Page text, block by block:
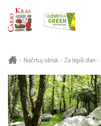
> Načrtuj obisk> Za lepši dan >